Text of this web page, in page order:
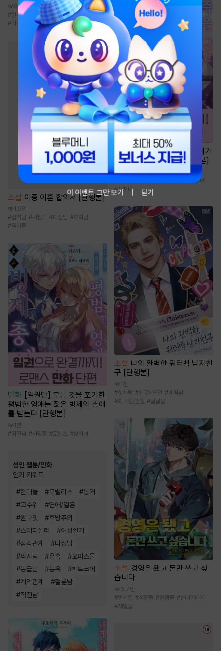
8.6천
#현대물 오해/착각 #후회수 #질투
#리맨물
소설 이중 이혼 합의서 [단행본]
1.9만
#집착남 #시월드 #다정남 #후회남
#육아물
만화 [일권만] 모든 것을 포기한
평범한 영애는 젊은 빙제의 총애
를 받는다 [단행본]
1천
#직진남 #서양풍 #로맨스 #상처녀
성인 웹툰/만화
인기 키워드
#현대물 #모럴리스 #동거
#고수위 #연애/결혼
#원나잇 #후방주의
#스테디셀러 #여성인기
#삼각관계 #다정남
#짝사랑 #유혹 #오피스물
#능글남 #능욕 #하드코어
#계약관계 #절륜남
#직진남
만화 [일권만] 죽을 뻔한 늑대가
운명의 짝이 되기까지 [단행본]
1천
평범녀
#상처녀
소설 나의 완벽한 쿼터백 남자친
구 [단행본]
1천
#첫사랑 #친구>연인 #계략남
#외국인/혼혈 #달달물
소설 경영은 됐고 돈만 쓰고 싶
습니다
3.7만
#먼치킨 #성장물 #환생물 #현대판타지
#재벌물
이 이벤트 그만 보기 닫기